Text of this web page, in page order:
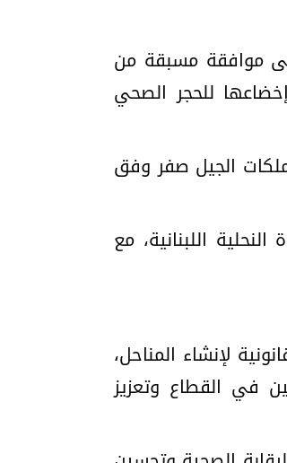
موافقة مسبقة من
للحجر الصحي
الجيل صفر وفق
اللبنانية، مع
لإنشاء المناحل،
في القطاع وتعزيز